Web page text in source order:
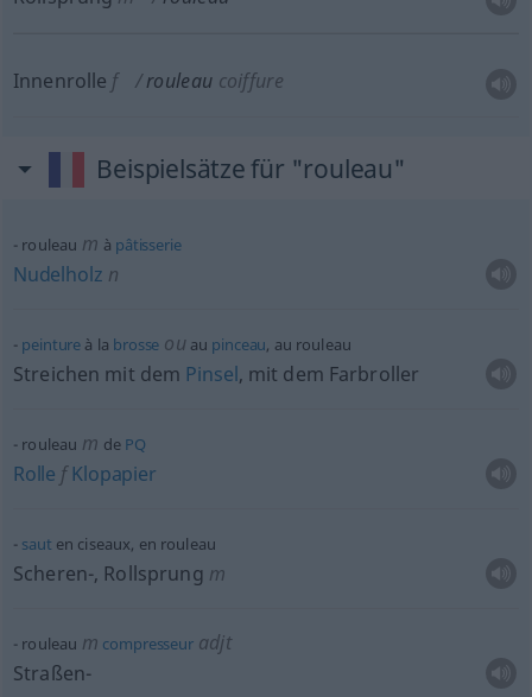
Innenrolle f rouleau coiffure
Beispielsätze für "rouleau"
rouleau m à pâtisserie
Nudelholz n
peinture à la brosse ouau pinceau, au rouleau
Streichen mit dem Pinsel, mit dem Farbroller
rouleau m de PQ
Rolle fKlopapier
saut en ciseaux, en rouleau
Scheren-, Rollsprung m
rouleau m compresseuradjt
Straßen-